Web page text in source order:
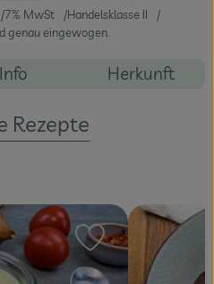
7% MwSt
Handelsklasse II
genau eingewogen.
Info Herkunft
Rezepte
Rezept zu